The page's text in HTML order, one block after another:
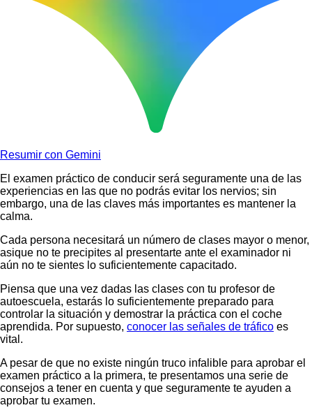
Resumir con Gemini
El examen práctico de conducir será seguramente una de las
experiencias en las que no podrás evitar los nervios; sin
embargo, una de las claves más importantes es mantener la
calma.
Cada persona necesitará un número de clases mayor o menor,
asique no te precipites al presentarte ante el examinador ni
aún no te sientes lo suficientemente capacitado.
Piensa que una vez dadas las clases con tu profesor de
autoescuela, estarás lo suficientemente preparado para
controlar la situación y demostrar la práctica con el coche
aprendida. Por supuesto, conocer las señales de tráfico es
vital.
A pesar de que no existe ningún truco infalible para aprobar el
examen práctico a la primera, te presentamos una serie de
consejos a tener en cuenta y que seguramente te ayuden a
aprobar tu examen.